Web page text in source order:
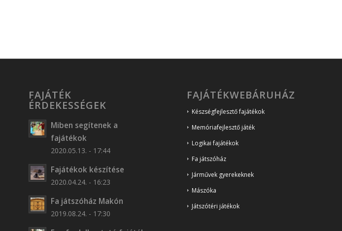
FAJÁTÉK
ÉRDEKESSÉGEK
Miben segítenek a
fajátékok
2020.05.13. - 17:44
Fajátékok készítése
2020.04.24. - 16:23
Fa játszóház Makón
2019.08.24. - 17:30
FAJÁTÉKWEBÁRUHÁZ
Készségfejlesztő fajátékok
Memóriafejlesztő játék
Logikai fajátékok
Fa játszóház
Járművek gyerekeknek
Mászóka
Játszótéri játékok